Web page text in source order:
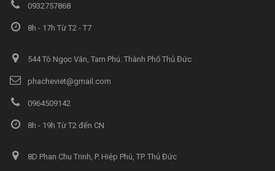
0932757868
8h - 17h Từ T2 - T7
544 Tô Ngọc Vân, Tam Phú. Thành Phố Thủ Đức
phacheviet@gmail.com
0964509142
8h - 19h Từ T2 đến CN
8D Phan Chu Trinh, P. Hiệp Phú, TP. Thủ Đức